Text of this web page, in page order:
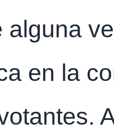
alguna
en la